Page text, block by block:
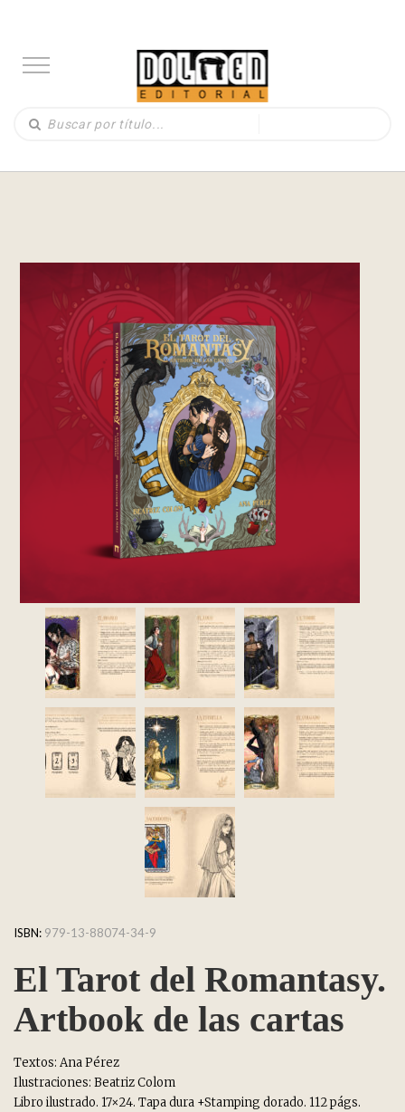
ISBN: 979-13-88074-34-9
El Tarot del Romantasy.
Artbook de las cartas
Textos: Ana Pérez
Ilustraciones: Beatriz Colom
Libro ilustrado. 17×24. Tapa dura +Stamping dorado. 112 págs.